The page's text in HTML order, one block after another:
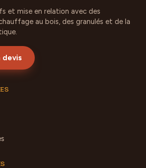
et mise en relation avec des
au bois, des granulés et de la
devis